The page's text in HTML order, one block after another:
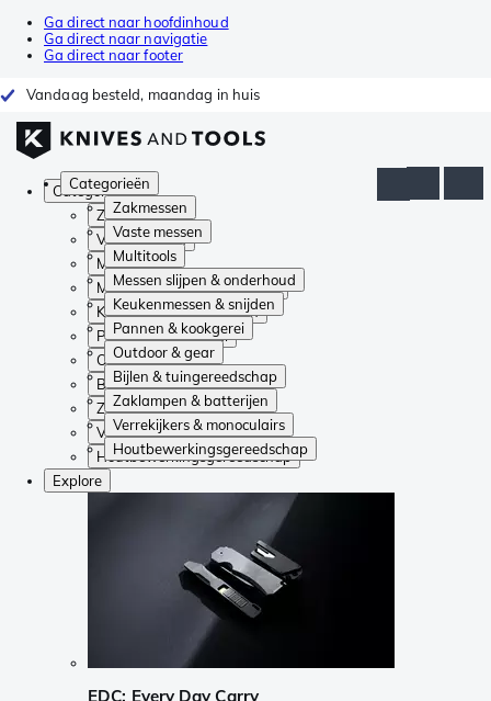
Ga direct naar hoofdinhoud
Ga direct naar navigatie
Ga direct naar footer
Vandaag besteld, maandag in huis
Categorieën
Zakmessen
Vaste messen
Multitools
Messen slijpen & onderhoud
Keukenmessen & snijden
Pannen & kookgerei
Outdoor & gear
Bijlen & tuingereedschap
Zaklampen & batterijen
Verrekijkers & monoculairs
Houtbewerkingsgereedschap
Categorieën
Zakmessen
Vaste messen
Multitools
Messen slijpen & onderhoud
Keukenmessen & snijden
Pannen & kookgerei
Outdoor & gear
Bijlen & tuingereedschap
Zaklampen & batterijen
Verrekijkers & monoculairs
Houtbewerkingsgereedschap
Explore
EDC: Every Day Carry